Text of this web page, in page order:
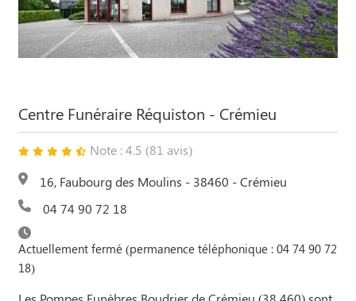
Centre Funéraire Réquiston - Crémieu
Note : 4.5 (81 avis)
16, Faubourg des Moulins - 38460 - Crémieu
04 74 90 72 18
Actuellement fermé (permanence téléphonique : 04 74 90 72
18)